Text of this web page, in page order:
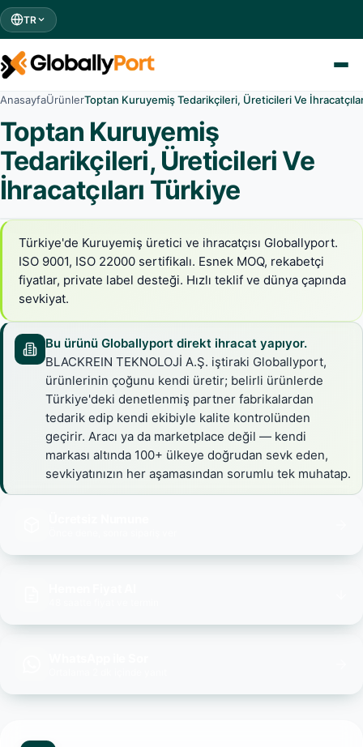
TR
AnasayfaÜrünlerToptan Kuruyemiş Tedarikçileri, Üreticileri Ve
Toptan Kuruyemiş
Tedarikçileri, Üreticileri Ve
İhracatçıları Türkiye
Türkiye'de Kuruyemiş üretici ve ihracatçısı Globallyport.
ISO 9001, ISO 22000 sertifikalı. Esnek MOQ, rekabetçi
fiyatlar, private label desteği. Hızlı teklif ve dünya çapında
sevkiyat.
Bu ürünü Globallyport direkt ihracat yapıyor.
BLACKREIN TEKNOLOJİ A.Ş. iştiraki Globallyport,
ürünlerinin çoğunu kendi üretir; belirli ürünlerde
Türkiye'deki denetlenmiş partner fabrikalardan
tedarik edip kendi ekibiyle kalite kontrolünden
geçirir. Aracı ya da marketplace değil — kendi
markası altında 100+ ülkeye doğrudan sevk eden,
sevkiyatınızın her aşamasından sorumlu tek muhatap.